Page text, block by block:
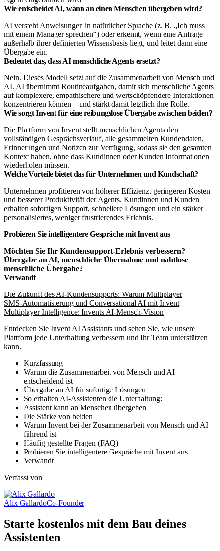
Wie entscheidet AI, wann an einen Menschen übergeben wird?
AI versteht Anweisungen in natürlicher Sprache (z. B. „Ich muss
mit einem Manager sprechen“) oder erkennt, wenn eine Anfrage
außerhalb ihrer definierten Wissensbasis liegt, und leitet dann eine
Übergabe ein.
Bedeutet das, dass AI menschliche Agents ersetzt?
Nein. Dieses Modell setzt auf die Zusammenarbeit von Mensch und
AI. AI übernimmt Routineaufgaben, damit sich menschliche Agents
auf komplexere, empathischere und wertschöpfendere Interaktionen
konzentrieren können – und stärkt damit letztlich ihre Rolle.
Wie sorgt Invent für eine reibungslose Übergabe zwischen beiden?
Die Plattform von Invent stellt menschlichen Agents den
vollständigen Gesprächsverlauf, alle gesammelten Kundendaten,
Erinnerungen und Notizen zur Verfügung, sodass sie den gesamten
Kontext haben, ohne dass Kundinnen oder Kunden Informationen
wiederholen müssen.
Welche Vorteile bietet das für Unternehmen und Kundschaft?
Unternehmen profitieren von höherer Effizienz, geringeren Kosten
und besserer Produktivität der Agents. Kundinnen und Kunden
erhalten sofortigen Support, schnellere Lösungen und ein stärker
personalisiertes, weniger frustrierendes Erlebnis.
Probieren Sie intelligentere Gespräche mit Invent aus
Möchten Sie Ihr Kundensupport-Erlebnis verbessern?
Übergabe an AI, menschliche Übernahme und nahtlose
menschliche Übergabe?
Verwandt
Die Zukunft des AI-Kundensupports: Warum Multiplayer
SMS-Automatisierung und Conversational AI mit Invent
Multiplayer Intelligence: Invents AI-Mensch-Vision
Entdecken Sie Invent AI Assistants und sehen Sie, wie unsere
Plattform jede Unterhaltung verbessern und Ihr Team unterstützen
kann.
Kurzfassung
Warum die Zusammenarbeit von Mensch und AI
entscheidend ist
Übergabe an AI für sofortige Lösungen
So erhalten AI-Assistenten die Unterhaltung:
Assistent kann an Menschen übergeben
Die Stärke von beiden
Warum Invent bei der Zusammenarbeit von Mensch und AI
führend ist
Häufig gestellte Fragen (FAQ)
Probieren Sie intelligentere Gespräche mit Invent aus
Verwandt
Verfasst von
Alix GallardoCo-Founder
Starte kostenlos mit dem Bau deines
Assistenten